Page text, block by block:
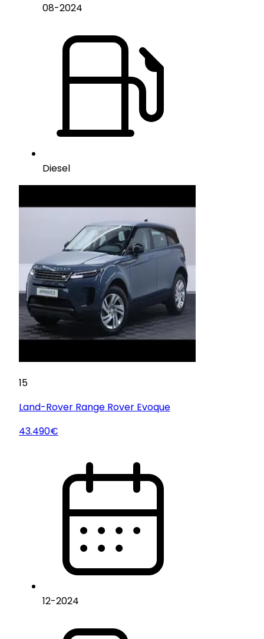
08-2024
Diesel
15
Land-Rover Range Rover Evoque
43.490€
12-2024